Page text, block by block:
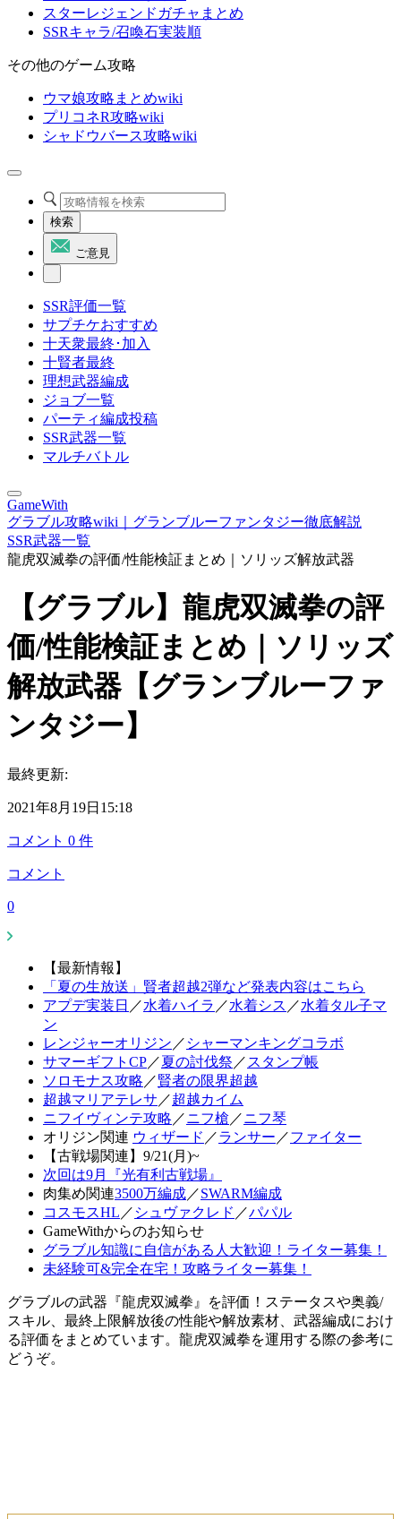
スターレジェンドガチャまとめ
SSRキャラ/召喚石実装順
その他のゲーム攻略
ウマ娘攻略まとめwiki
プリコネR攻略wiki
シャドウバース攻略wiki
検索
ご意見
SSR評価一覧
サプチケおすすめ
十天衆最終･加入
十賢者最終
理想武器編成
ジョブ一覧
パーティ編成投稿
SSR武器一覧
マルチバトル
GameWith
グラブル攻略wiki｜グランブルーファンタジー徹底解説
SSR武器一覧
龍虎双滅拳の評価/性能検証まとめ｜ソリッズ解放武器
【グラブル】龍虎双滅拳の評
価/性能検証まとめ｜ソリッズ
解放武器【グランブルーファ
ンタジー】
最終更新:
2021年8月19日15:18
コメント 0 件
コメント
0
【最新情報】
「夏の生放送」賢者超越2弾など発表内容はこちら
アプデ実装日 ／水着ハイラ ／水着シス ／水着タル子マ
ン
レンジャーオリジン ／ シャーマンキングコラボ
サマーギフトCP／夏の討伐祭 ／ スタンプ帳
ソロモナス攻略 ／賢者の限界超越
超越マリアテレサ ／超越カイム
ニフイヴィンテ攻略 ／ニフ槍 ／ニフ琴
オリジン関連 ウィザード ／ランサー ／ファイター
【古戦場関連】9/21(月)~
次回は9月『光有利古戦場』
肉集め関連3500万編成／SWARM編成
コスモスHL ／ シュヴァクレド ／パパル
GameWithからのお知らせ
グラブル知識に自信がある人大歓迎！ライター募集！
未経験可&完全在宅！攻略ライター募集！
グラブルの武器『龍虎双滅拳』を評価！ステータスや奥義/
スキル、最終上限解放後の性能や解放素材、武器編成におけ
る評価をまとめています。龍虎双滅拳を運用する際の参考に
どうぞ。